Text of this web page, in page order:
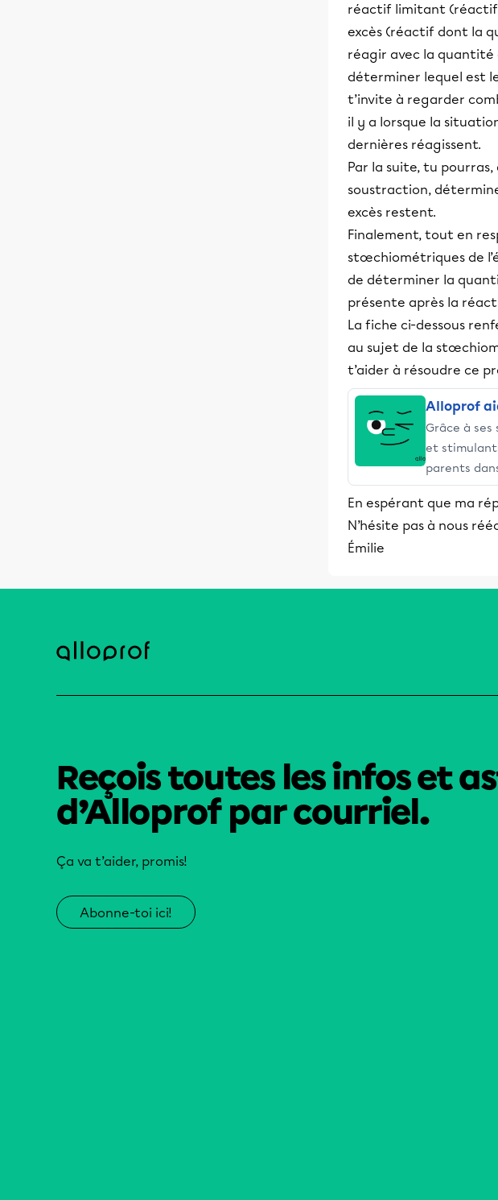
réactif limitant (réactif
excès (réactif dont la
réagir avec la
déterminer lequel est
t’invite à regarder
il y a lorsque la
dernières réagissent.
Par la suite, tu pourras,
soustraction,
excès restent.
Finalement, tout en
stœchiométriques de
de déterminer la
présente après la
La fiche ci-dessous
au sujet de la
t’aider à résoudre ce
Alloprof
Grâce à
et
parents
En espérant que ma
N’hésite pas à nous
Émilie
Reçois toutes les infos et
d’Alloprof par courriel.
Ça va t’aider, promis!
Abonne-toi ici!